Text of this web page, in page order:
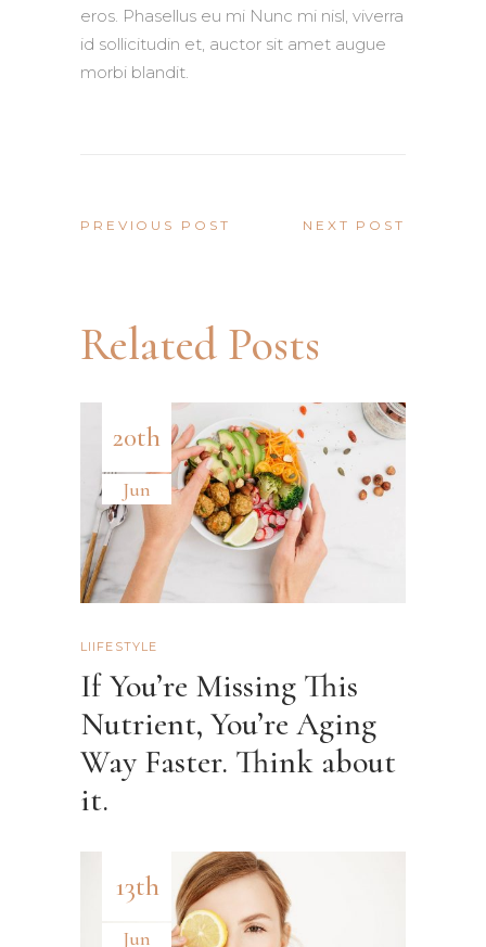
eros. Phasellus eu mi Nunc mi nisl, viverra
id sollicitudin et, auctor sit amet augue
morbi blandit.
PREVIOUS POST NEXT POST
Related Posts
20th
Jun
LIIFESTYLE
If You’re Missing This
Nutrient, You’re Aging
Way Faster. Think about
it.
13th
Jun